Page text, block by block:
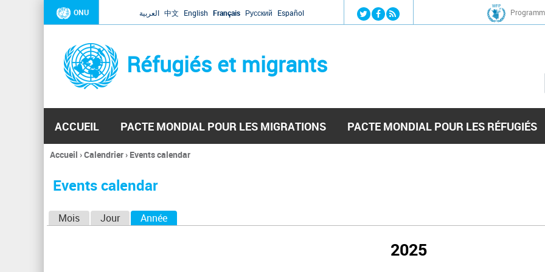
Jump to navigation
ONU العربية 中文 English Français Русский Español
Réfugiés et migrants
ACCUEIL PACTE MONDIAL POUR LES MIGRATIONS PACTE MONDIAL POUR LES RÉFUGIÉS
Vous
ici
Accueil ›Calendrier› Events calendar
Events calendar
Mois Jour Année
2025